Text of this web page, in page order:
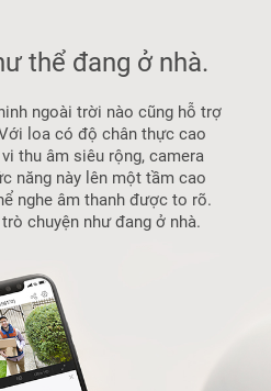
thể đang ở nhà.
ngoài trời nào cũng hỗ trợ
loa có độ chân thực cao
thu âm siêu rộng, camera
năng này lên một tầm cao
nghe âm thanh được to rõ.
chuyện như đang ở nhà.